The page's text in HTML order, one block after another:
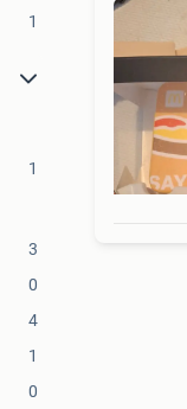
1
1
3
0
4
1
0